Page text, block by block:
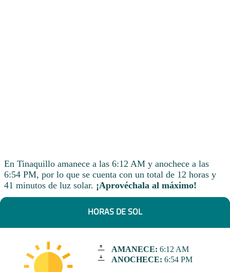
En Tinaquillo amanece a las 6:12 AM y anochece a las
6:54 PM, por lo que se cuenta con un total de 12 horas y
41 minutos de luz solar. ¡Aprovéchala al máximo!
HORAS DE SOL
AMANECE: 6:12 AM
ANOCHECE: 6:54 PM